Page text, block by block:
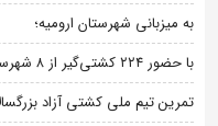
به میزبانی شهرستان ارومیه؛
با حضور ۲۲۴ کشتی‌گیر از ۸ شهرستان؛
تمرین تیم ملی کشتی آزاد